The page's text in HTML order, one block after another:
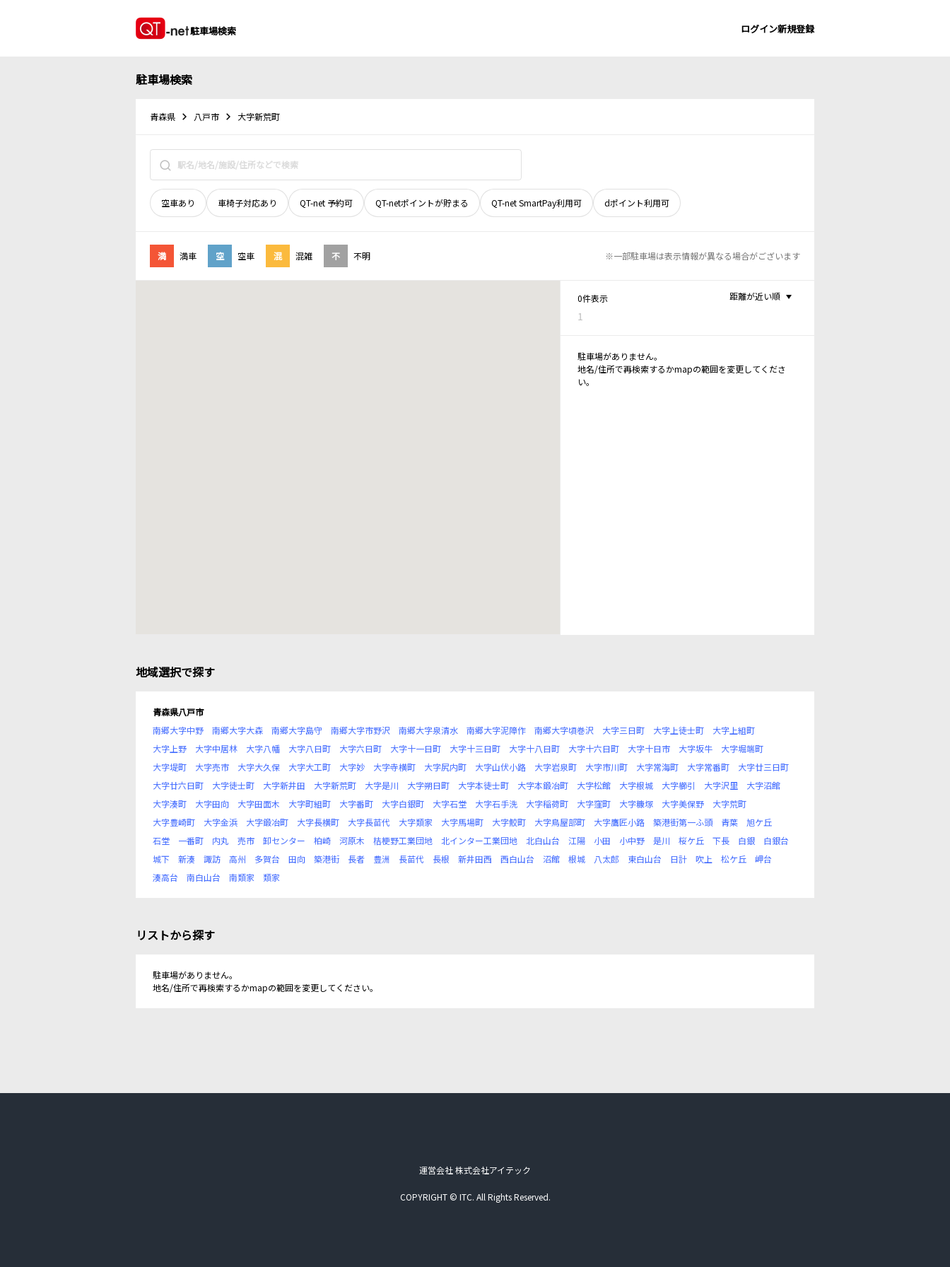
駐車場検索 ログイン新規登録
駐車場検索
青森県 八戸市 大字新荒町
空車あり 車椅子対応あり QT-net 予約可 QT-netポイントが貯まる QT-net SmartPay利用可 dポイント利用可
満 満車 空 空車 混 混雑 不 不明 ※一部駐車場は表示情報が異なる場合がございます
0件表示
1
距離が近い順
駐車場がありません。
地名/住所で再検索するかmapの範囲を変更してくださ
い。
地域選択で探す
青森県八戸市
南郷大字中野
南郷大字大森 南郷大字島守 南郷大字市野沢 南郷大字泉清水 南郷大字泥障作 南郷大字頃巻沢 大字三日町 大字上徒士町
大字上組町
大字上野
大字中居林 大字八幡 大字八日町 大字六日町 大字十一日町 大字十三日町 大字十八日町 大字十六日町 大字十日市 大字坂牛
大字堀端町
大字堤町
大字売市 大字大久保 大字大工町 大字妙 大字寺横町 大字尻内町 大字山伏小路 大字岩泉町 大字市川町 大字常海町 大字常番町
大字廿三日町
大字廿六日町
大字徒士町 大字新井田 大字新荒町 大字是川 大字朔日町 大字本徒士町 大字本鍛冶町 大字松館 大字根城 大字櫛引 大字沢里
大字沼館
大字湊町
大字田向 大字田面木 大字町組町 大字番町 大字白銀町 大字石堂 大字石手洗 大字稲荷町 大字窪町 大字糠塚 大字美保野
大字荒町
大字豊崎町
大字金浜 大字鍛冶町 大字長横町 大字長苗代 大字類家 大字馬場町 大字鮫町 大字鳥屋部町 大字鷹匠小路 築港街第一ふ頭 青葉
旭ケ丘
石堂
一番町 内丸 売市 卸センター 柏崎 河原木 桔梗野工業団地 北インター工業団地 北白山台 江陽 小田 小中野 是川 桜ケ丘 下長 白銀
白銀台
城下
新湊 諏訪 高州 多賀台 田向 築港街 長者 豊洲 長苗代 長根 新井田西 西白山台 沼館 根城 八太郎 東白山台 日計 吹上 松ケ丘
岬台
湊高台
南白山台 南類家 類家
リストから探す
駐車場がありません。
地名/住所で再検索するかmapの範囲を変更してください。
運営会社 株式会社アイテック
COPYRIGHT © ITC. All Rights Reserved.